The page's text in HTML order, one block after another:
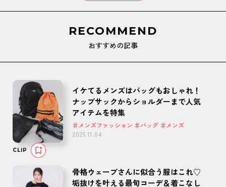
RECOMMEND
おすすめの記事
イケてるメンズはバッグもおしゃれ！
ナップサックからショルダーまで人気
アイテムを特集
♯メンズファッション ♯バッグ ♯メンズ
2025.11.04
CLIP
骨格ウェーブさんに似合う服はこれ♡
垢抜けを叶える最旬コーデ＆着こなし